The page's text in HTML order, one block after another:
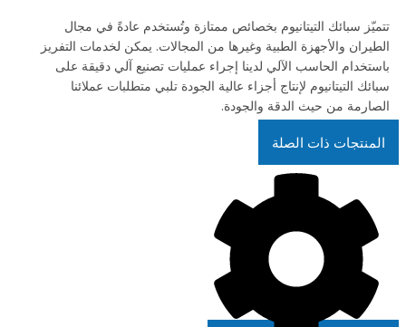
تتميّز سبائك التيتانيوم بخصائص ممتازة وتُستخدم عادةً في مجال
الطيران والأجهزة الطبية وغيرها من المجالات. يمكن لخدمات التفريز
باستخدام الحاسب الآلي لدينا إجراء عمليات تصنيع آلي دقيقة على
سبائك التيتانيوم لإنتاج أجزاء عالية الجودة تلبي متطلبات عملائنا
الصارمة من حيث الدقة والجودة.
المنتجات ذات الصلة